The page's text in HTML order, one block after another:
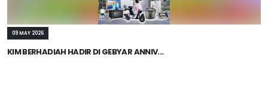
09 MAY 2026
KIM BERHADIAH HADIR DI GEBYAR ANNIV...